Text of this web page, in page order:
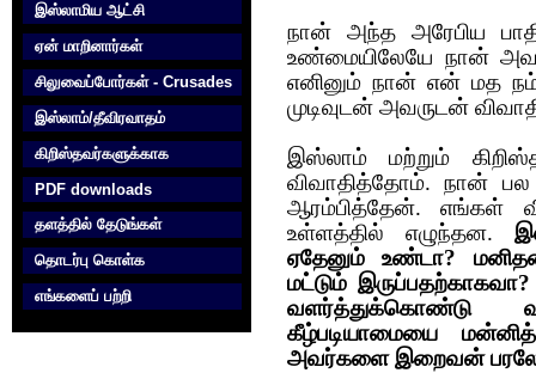
இஸ்லாமிய ஆட்சி
ஏன் மாறினார்கள்
சிலுவைப்போர்கள் - Crusades
இஸ்லாம்/தீவிரவாதம்
கிறிஸ்தவர்களுக்காக‌
PDF downloads
தளத்தில் தேடுங்கள்
தொடர்பு கொள்க‌
எங்களைப் பற்றி
நான் அந்த அரேபிய
உண்மையிலேயே நான்
எனினும் நான் என் மத
முடிவுடன் அவருடன்
இஸ்லாம் மற்றும்
விவாதித்தோம். நான் பல
ஆரம்பித்தேன். எங்கள்
உள்ளத்தில் எழுந்தன.
ஏதேனும் உண்டா?
மட்டும்
வளர்த்துக்கொண்டு
கீழ்படியாமையை
அவர்களை இறைவன்